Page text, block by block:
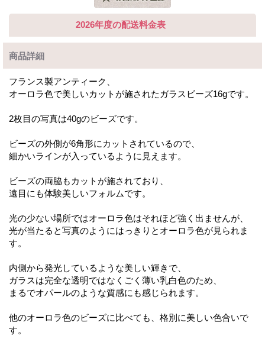
2026年度の配送料金表
商品詳細
フランス製アンティーク、
オーロラ色で美しいカットが施されたガラスビーズ16gです。
2枚目の写真は40gのビーズです。
ビーズの外側が6角形にカットされているので、
細かいラインが入っているように見えます。
ビーズの両脇もカットが施されており、
遠目にも体験美しいフォルムです。
光の少ない場所ではオーロラ色はそれほど強く出ませんが、
光が当たると写真のようにはっきりとオーロラ色が見られま
す。
内側から発光しているような美しい輝きで、
ガラスは完全な透明ではなくごく薄い乳白色のため、
まるでオパールのような質感にも感じられます。
他のオーロラ色のビーズに比べても、格別に美しい色合いで
す。